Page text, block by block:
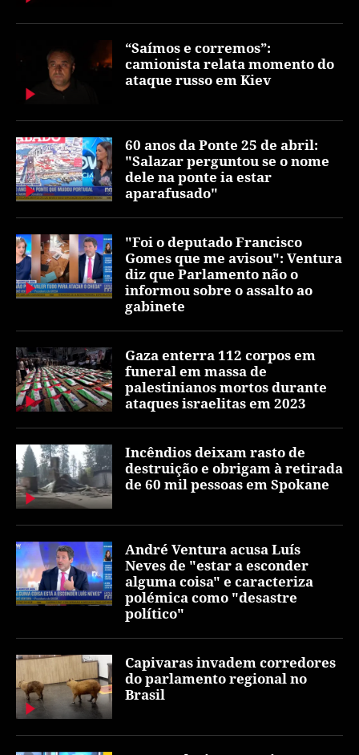
“Saímos e corremos”:
camionista relata momento do
ataque russo em Kiev
60 anos da Ponte 25 de abril:
"Salazar perguntou se o nome
dele na ponte ia estar
aparafusado"
"Foi o deputado Francisco
Gomes que me avisou": Ventura
diz que Parlamento não o
informou sobre o assalto ao
gabinete
Gaza enterra 112 corpos em
funeral em massa de
palestinianos mortos durante
ataques israelitas em 2023
Incêndios deixam rasto de
destruição e obrigam à retirada
de 60 mil pessoas em Spokane
André Ventura acusa Luís
Neves de "estar a esconder
alguma coisa" e caracteriza
polémica como "desastre
político"
Capivaras invadem corredores
do parlamento regional no
Brasil